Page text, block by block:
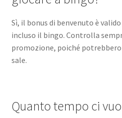
Sì, il bonus di benvenuto è
incluso il bingo. Controlla
promozione, poiché
sale.
Quanto tempo ci